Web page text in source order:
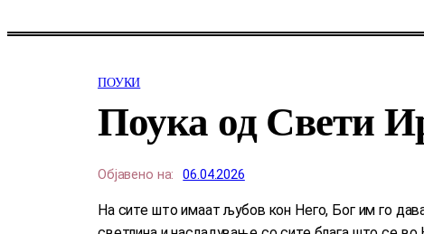
ПОУКИ
Поука од Свети
Објавено на: 06.04.2026
На сите што имаат љубов кон Него, Бог им го